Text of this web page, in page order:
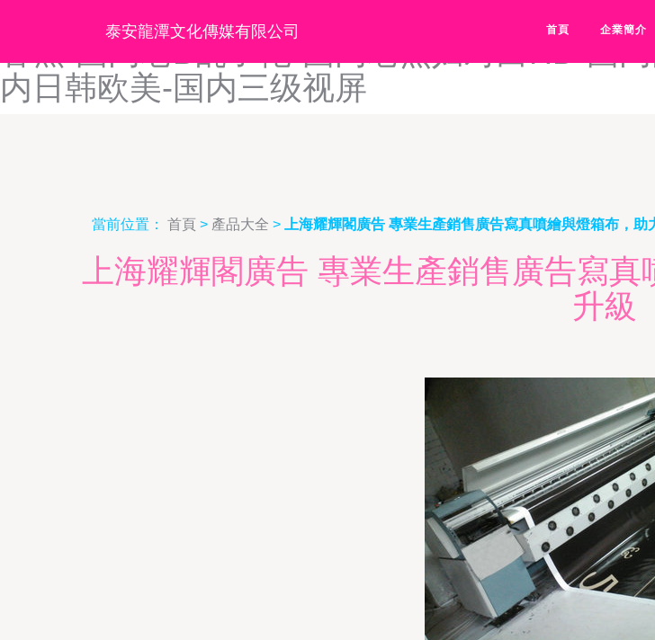
国内精品无码卡一卡二蜜桃-国内精品亚洲-
内日韩欧美-国内三级视屏
泰安龍潭文化傳媒有限公司 首頁 企業簡介
當前位置： 首頁 > 產品大全 > 上海耀輝閣廣告 專業生產銷售廣告寫真噴繪與燈箱布，助
上海耀輝閣廣告 專業生產銷售廣告寫
升級